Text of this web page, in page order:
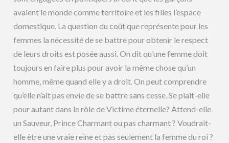
avaient le monde comme territoire et les filles l’espace
domestique. La question du coût que représente pour les
femmes la nécessité de se battre pour obtenir le respect
de leurs droits est posée aussi. On dit qu’une femme doit
toujours en faire plus pour avoir la même chose qu’un
homme, même quand elle y a droit. On peut comprendre
qu’elle n’ait pas envie de se battre sans cesse. Se plait-elle
pour autant dans le rôle de Victime éternelle? Attend-elle
un Sauveur, Prince Charmant ou pas charmant ? Voudrait-
elle être une vraie reine et pas seulement la femme du roi ?